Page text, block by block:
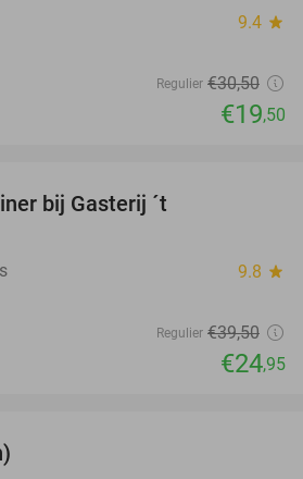
9.4 star
Regulier €30,50
€19,50
bij Gasterij ´t
9.8 star
Regulier €39,50
€24,95